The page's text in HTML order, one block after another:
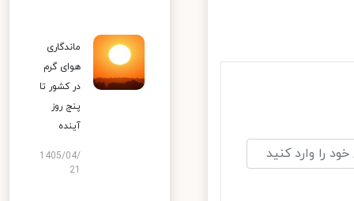
ماندگاری
هوای گرم
در کشور تا
پنج روز
آینده
1405/04/